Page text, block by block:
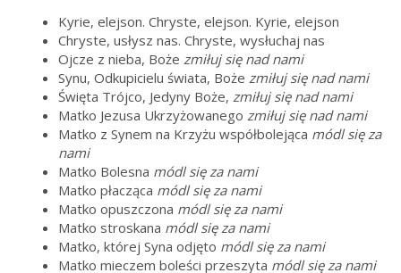
Kyrie, elejson. Chryste, elejson. Kyrie, elejson
Chryste, usłysz nas. Chryste, wysłuchaj nas
Ojcze z nieba, Boże zmiłuj się nad nami
Synu, Odkupicielu świata, Boże zmiłuj się nad nami
Święta Trójco, Jedyny Boże, zmiłuj się nad nami
Matko Jezusa Ukrzyżowanego zmiłuj się nad nami
Matko z Synem na Krzyżu współbolejąca módl się za
nami
Matko Bolesna módl się za nami
Matko płacząca módl się za nami
Matko opuszczona módl się za nami
Matko stroskana módl się za nami
Matko, której Syna odjęto módl się za nami
Matko mieczem boleści przeszyta módl się za nami